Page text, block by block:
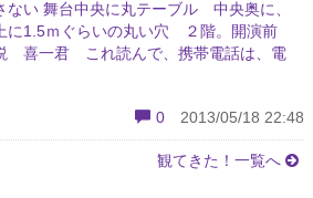
ない 舞台中央に丸テーブル 中央奥に、
に1.5ｍぐらいの丸い穴 ２階。開演前
喜一君 これ読んで、携帯電話は、電
0 2013/05/18 22:48
観てきた！一覧へ